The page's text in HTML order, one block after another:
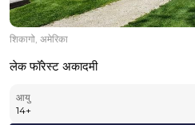
शिकागो, अमेरिका
लेक फॉरेस्ट अकादमी
आयु
14+